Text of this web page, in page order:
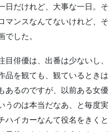
日だけれど、大事な一日。
マンスなんてないけれど、
でした。
目俳優は、出番は少ないし
品を観ても、観ているとき
あるのですが、以前ある女
うのは本当だなあ、と毎度
ハイカーなんて役名をきく